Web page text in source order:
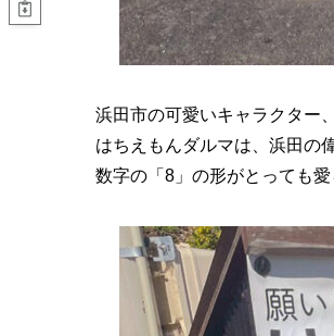
浜田市の可愛いキャラクター、
はちえもんダルマは、浜田の
数字の「8」の形がとっても愛